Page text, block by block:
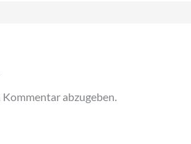
abzugeben.